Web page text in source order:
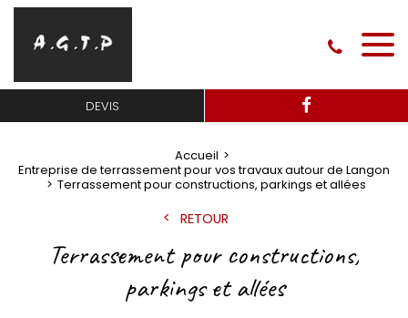
DEVIS
Accueil
Entreprise de terrassement pour vos travaux autour de Langon
Terrassement pour constructions, parkings et allées
RETOUR
Terrassement pour constructions,
parkings et allées